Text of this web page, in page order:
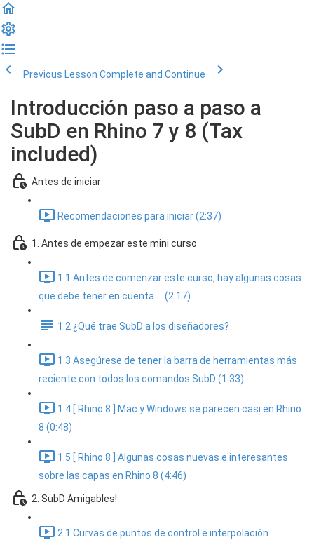
Previous Lesson Complete and Continue
Introducción paso a paso a
SubD en Rhino 7 y 8 (Tax
included)
Antes de iniciar
Recomendaciones para iniciar (2:37)
1. Antes de empezar este mini curso
1.1 Antes de comenzar este curso, hay algunas cosas
que debe tener en cuenta ... (2:17)
1.2 ¿Qué trae SubD a los diseñadores?
1.3 Asegúrese de tener la barra de herramientas más
reciente con todos los comandos SubD (1:33)
1.4 [ Rhino 8 ] Mac y Windows se parecen casi en Rhino
8 (0:48)
1.5 [ Rhino 8 ] Algunas cosas nuevas e interesantes
sobre las capas en Rhino 8 (4:46)
2. SubD Amigables!
2.1 Curvas de puntos de control e interpolación